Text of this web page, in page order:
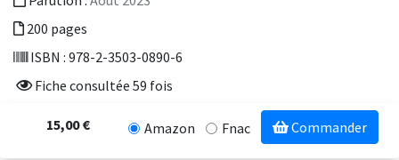
200 pages
ISBN : 978-2-3503-0890-6
Fiche consultée 59 fois
15,00 € Amazon Fnac Commander